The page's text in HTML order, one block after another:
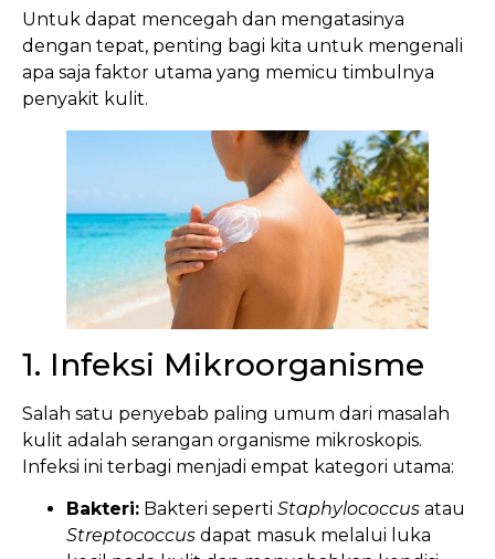
Untuk dapat mencegah dan mengatasinya
dengan tepat, penting bagi kita untuk mengenali
apa saja faktor utama yang memicu timbulnya
penyakit kulit.
1. Infeksi Mikroorganisme
Salah satu penyebab paling umum dari masalah
kulit adalah serangan organisme mikroskopis.
Infeksi ini terbagi menjadi empat kategori utama:
Bakteri: Bakteri seperti Staphylococcus atau
Streptococcus dapat masuk melalui luka